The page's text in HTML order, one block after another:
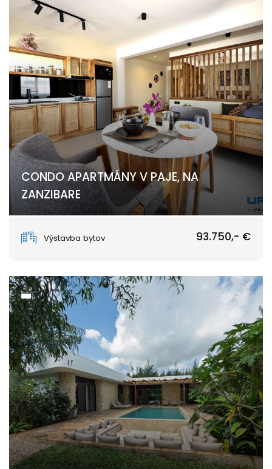
CONDO APARTMÁNY V PAJE, NA
ZANZIBARE
Výstavba bytov
93.750,- €